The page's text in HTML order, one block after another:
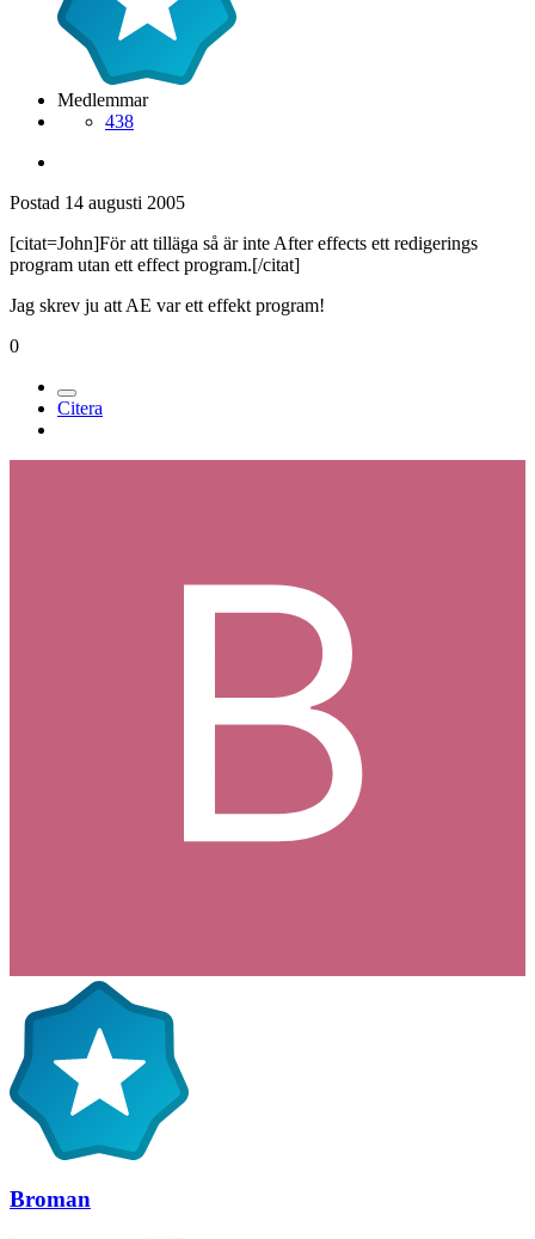
Medlemmar
438
Postad 14 augusti 2005
[citat=John]För att tilläga så är inte After effects ett redigerings
program utan ett effect program.[/citat]
Jag skrev ju att AE var ett effekt program!
0
Citera
Broman